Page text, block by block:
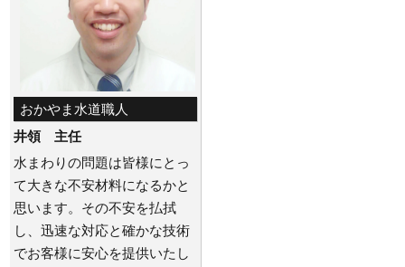
おかやま水道職人
井領 主任
水まわりの問題は皆様にとっ
て大きな不安材料になるかと
思います。その不安を払拭
し、迅速な対応と確かな技術
でお客様に安心を提供いたし